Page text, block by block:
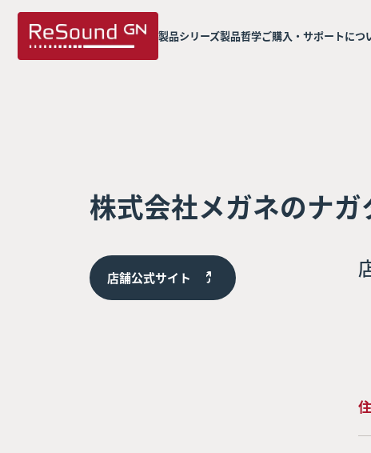
製品シリーズ製品哲学ご購入・サポートにつ
株式会社メガネのナ
店舗公式サイト